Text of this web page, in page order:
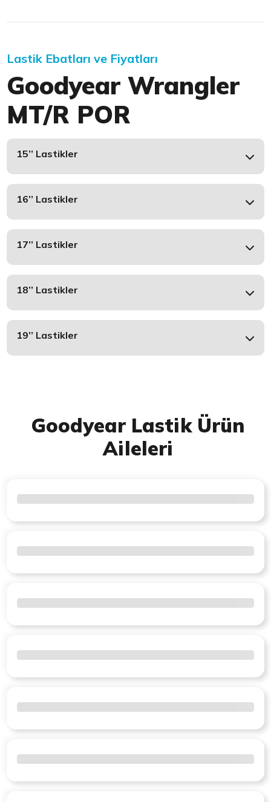
Lastik Ebatları ve Fiyatları
Goodyear Wrangler
MT/R POR
15’’ Lastikler
16’’ Lastikler
17’’ Lastikler
18’’ Lastikler
19’’ Lastikler
Goodyear Lastik Ürün
Aileleri